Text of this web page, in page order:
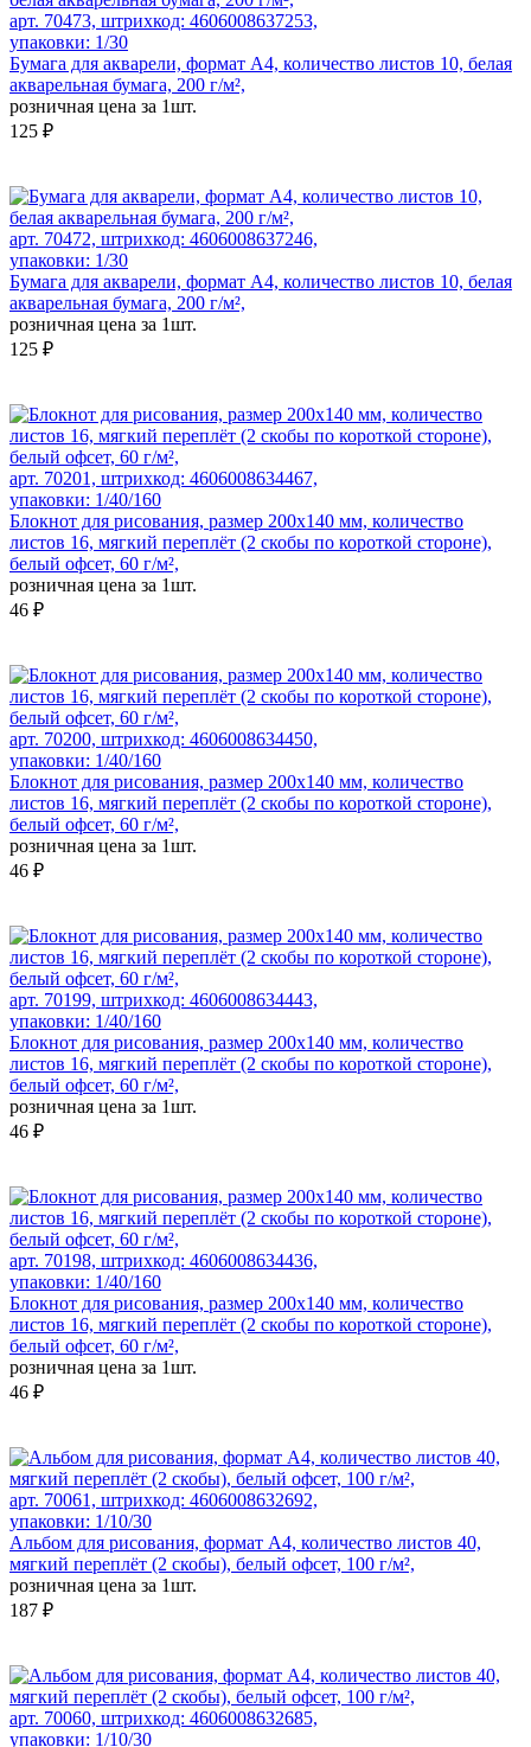
арт. 70473, штрихкод: 4606008637253,
упаковки: 1/30
Бумага для акварели, формат А4, количество листов 10, белая
акварельная бумага, 200 г/м²,
розничная цена за 1шт.
125 ₽
арт. 70472, штрихкод: 4606008637246,
упаковки: 1/30
Бумага для акварели, формат А4, количество листов 10, белая
акварельная бумага, 200 г/м²,
розничная цена за 1шт.
125 ₽
арт. 70201, штрихкод: 4606008634467,
упаковки: 1/40/160
Блокнот для рисования, размер 200х140 мм, количество
листов 16, мягкий переплёт (2 скобы по короткой стороне),
белый офсет, 60 г/м²,
розничная цена за 1шт.
46 ₽
арт. 70200, штрихкод: 4606008634450,
упаковки: 1/40/160
Блокнот для рисования, размер 200х140 мм, количество
листов 16, мягкий переплёт (2 скобы по короткой стороне),
белый офсет, 60 г/м²,
розничная цена за 1шт.
46 ₽
арт. 70199, штрихкод: 4606008634443,
упаковки: 1/40/160
Блокнот для рисования, размер 200х140 мм, количество
листов 16, мягкий переплёт (2 скобы по короткой стороне),
белый офсет, 60 г/м²,
розничная цена за 1шт.
46 ₽
арт. 70198, штрихкод: 4606008634436,
упаковки: 1/40/160
Блокнот для рисования, размер 200х140 мм, количество
листов 16, мягкий переплёт (2 скобы по короткой стороне),
белый офсет, 60 г/м²,
розничная цена за 1шт.
46 ₽
арт. 70061, штрихкод: 4606008632692,
упаковки: 1/10/30
Альбом для рисования, формат А4, количество листов 40,
мягкий переплёт (2 скобы), белый офсет, 100 г/м²,
розничная цена за 1шт.
187 ₽
арт. 70060, штрихкод: 4606008632685,
упаковки: 1/10/30